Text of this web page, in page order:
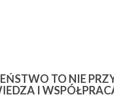
TO NIE
I